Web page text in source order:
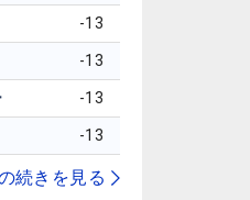
-13
-13
-13
-13
続きを見る